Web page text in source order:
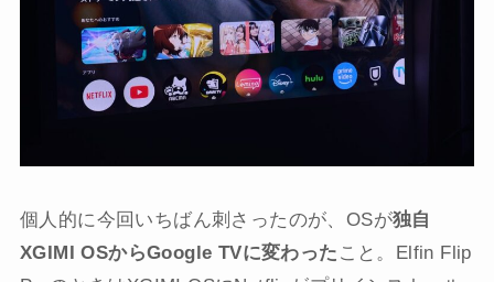
個人的に今回いちばん刺さったのが、OSが独自
XGIMI OSからGoogle TVに変わった こと。Elfin Flip